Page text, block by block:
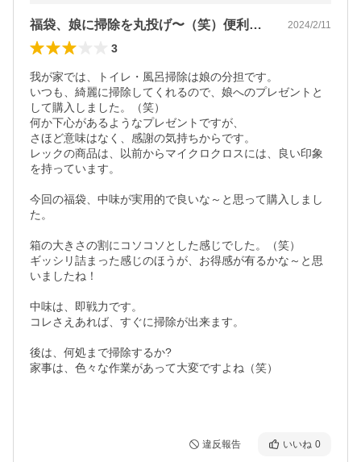
福袋、娘に掃除を丸投げ〜（笑）便利です 2024/2/11
3
我が家では、トイレ・風呂掃除は娘の分担です。
いつも、綺麗に掃除してくれるので、娘へのプレゼントと
して購入しました。（笑）
何か下心があるようなプレゼントですが、
さほど意味はなく、感謝の気持ちからです。
レックの商品は、以前からマイクロクロスには、良い印象
を持っています。
今回の福袋、中味が実用的で良いな～と思って購入しまし
た。
箱の大きさの割にコソコソとした感じでした。（笑）
ギッシリ詰まった感じのほうが、お得感が有るかな～と思
いましたね！
中味は、即戦力です。
コレさえあれば、すぐに掃除が出来ます。
後は、何処まで掃除するか?
家事は、色々な作業があって大変ですよね（笑）
違反報告 いいね 0